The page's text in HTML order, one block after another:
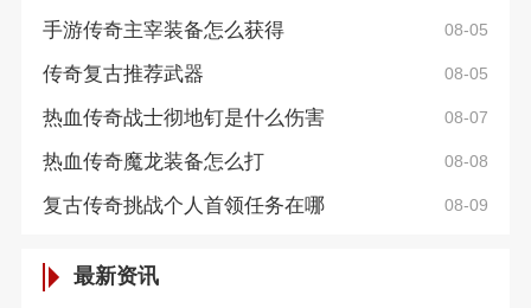
手游传奇主宰装备怎么获得 08-05
传奇复古推荐武器 08-05
热血传奇战士彻地钉是什么伤害 08-07
热血传奇魔龙装备怎么打 08-08
复古传奇挑战个人首领任务在哪 08-09
最新资讯